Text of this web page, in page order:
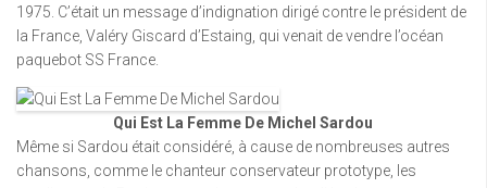
1975. C’était un message d’indignation dirigé contre le président de
la France, Valéry Giscard d’Estaing, qui venait de vendre l’océan
paquebot SS France.
Qui Est La Femme De Michel Sardou
Même si Sardou était considéré, à cause de nombreuses autres
chansons, comme le chanteur conservateur prototype, les